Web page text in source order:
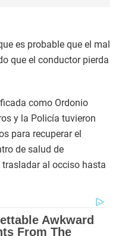
es probable que el mal
que el conductor pierda
como Ordonio
y la Policía tuvieron
para recuperar el
de salud de
al occiso hasta